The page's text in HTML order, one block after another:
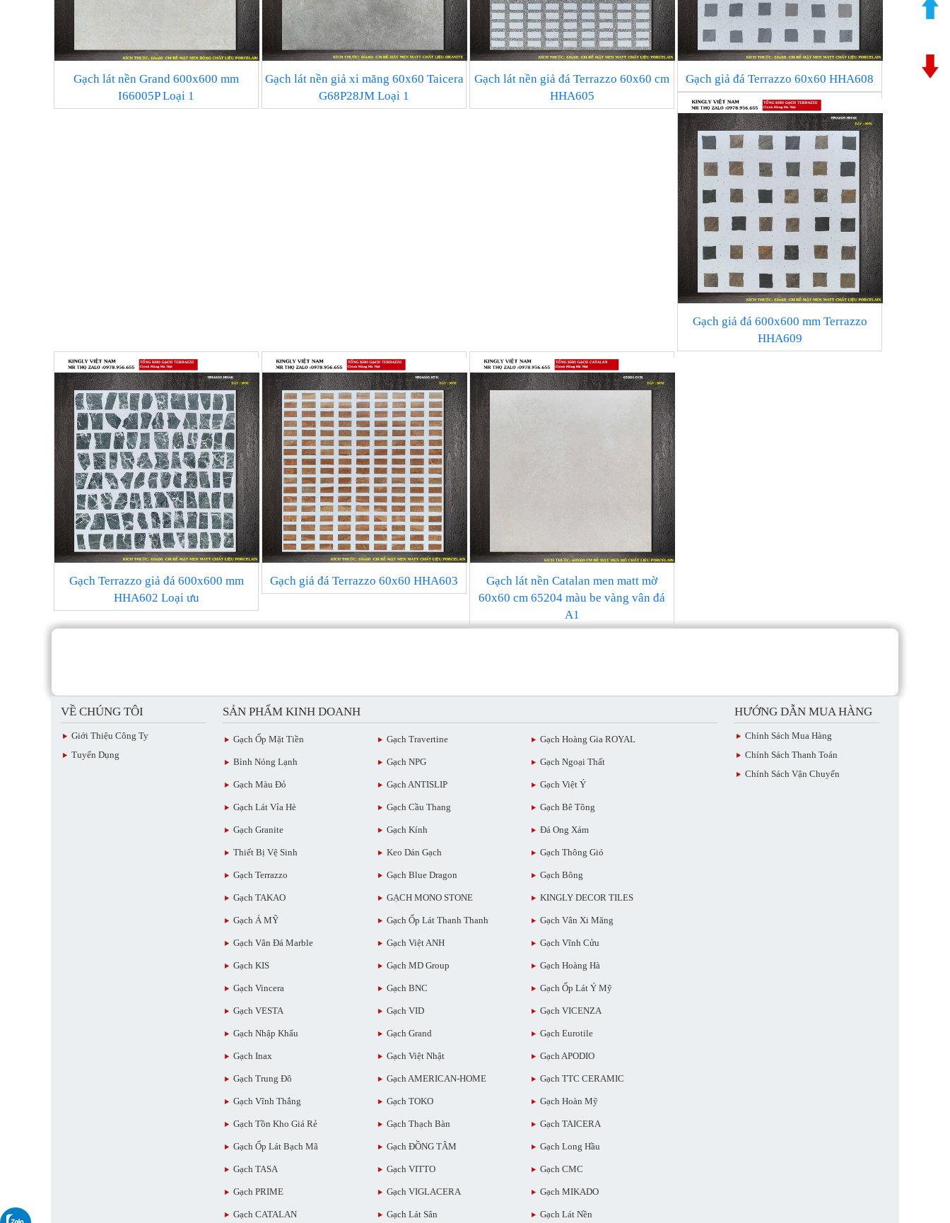
Gạch lát nền Grand 600x600 mm
I66005P Loại 1
Gạch lát nền giả xi măng 60x60 Taicera
G68P28JM Loại 1
Gạch lát nền giả đá Terrazzo 60x60 cm
HHA605
Gạch giả đá Terrazzo 60x60 HHA608
Gạch giả đá 600x600 mm Terrazzo
HHA609
Gạch Terrazzo giả đá 600x600 mm
HHA602 Loại ưu
Gạch giả đá Terrazzo 60x60 HHA603
Gạch lát nền Catalan men matt mờ
60x60 cm 65204 màu be vàng vân đá
A1
VỀ CHÚNG TÔI
Giới Thiệu Công Ty
Tuyển Dụng
SẢN PHẨM KINH DOANH
Gạch Ốp Mặt Tiền Gạch Travertine Gạch Hoàng Gia ROYAL
Bình Nóng Lạnh Gạch NPG Gạch Ngoại Thất
Gạch Màu Đỏ Gạch ANTISLIP Gạch Việt Ý
Gạch Lát Vỉa Hè Gạch Cầu Thang Gạch Bê Tông
Gạch Granite Gạch Kính Đá Ong Xám
Thiết Bị Vệ Sinh Keo Dán Gạch Gạch Thông Gió
Gạch Terrazzo Gạch Blue Dragon Gạch Bông
Gạch TAKAO GẠCH MONO STONE KINGLY DECOR TILES
Gạch Á MỸ Gạch Ốp Lát Thanh Thanh Gạch Vân Xi Măng
Gạch Vân Đá Marble Gạch Việt ANH Gạch Vĩnh Cửu
Gạch KIS Gạch MD Group Gạch Hoàng Hà
Gạch Vincera Gạch BNC Gạch Ốp Lát Ý Mỹ
Gạch VESTA Gạch VID Gạch VICENZA
Gạch Nhập Khẩu Gạch Grand Gạch Eurotile
Gạch Inax Gạch Việt Nhật Gạch APODIO
Gạch Trung Đô Gạch AMERICAN-HOME Gạch TTC CERAMIC
Gạch Vĩnh Thắng Gạch TOKO Gạch Hoàn Mỹ
Gạch Tồn Kho Giá Rẻ Gạch Thạch Bàn Gạch TAICERA
Gạch Ốp Lát Bạch Mã Gạch ĐỒNG TÂM Gạch Long Hầu
Gạch TASA Gạch VITTO Gạch CMC
Gạch PRIME Gạch VIGLACERA Gạch MIKADO
Gạch CATALAN Gạch Lát Sân Gạch Lát Nền
HƯỚNG DẪN MUA HÀNG
Chính Sách Mua Hàng
Chính Sách Thanh Toán
Chính Sách Vận Chuyển